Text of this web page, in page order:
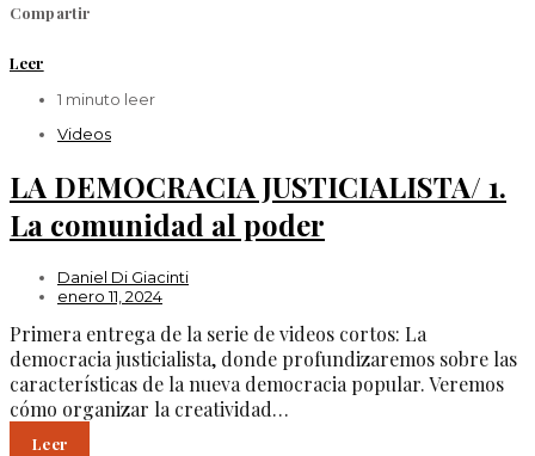
Compartir
Leer
1 minuto leer
Videos
LA DEMOCRACIA JUSTICIALISTA/ 1.
La comunidad al poder
Daniel Di Giacinti
enero 11, 2024
Primera entrega de la serie de videos cortos: La
democracia justicialista, donde profundizaremos sobre las
características de la nueva democracia popular. Veremos
cómo organizar la creatividad…
Leer